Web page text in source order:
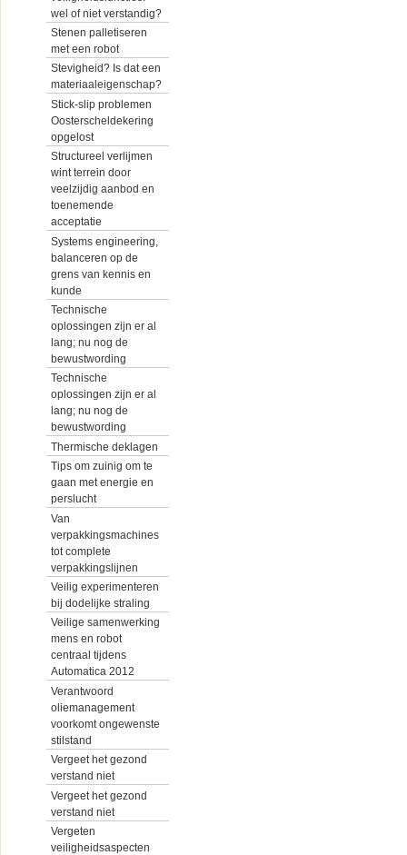
wel of niet verstandig?
Stenen palletiseren
met een robot
Stevigheid? Is dat een
materiaaleigenschap?
Stick-slip problemen
Oosterscheldekering
opgelost
Structureel verlijmen
wint terrein door
veelzijdig aanbod en
toenemende
acceptatie
Systems engineering,
balanceren op de
grens van kennis en
kunde
Technische
oplossingen zijn er al
lang; nu nog de
bewustwording
Technische
oplossingen zijn er al
lang; nu nog de
bewustwording
Thermische deklagen
Tips om zuinig om te
gaan met energie en
perslucht
Van
verpakkingsmachines
tot complete
verpakkingslijnen
Veilig experimenteren
bij dodelijke straling
Veilige samenwerking
mens en robot
centraal tijdens
Automatica 2012
Verantwoord
oliemanagement
voorkomt ongewenste
stilstand
Vergeet het gezond
verstand niet
Vergeet het gezond
verstand niet
Vergeten
veiligheidsaspecten